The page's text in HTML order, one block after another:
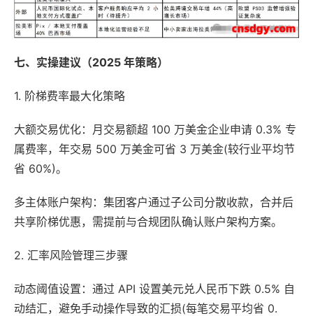
七、实操建议（2025 年策略）
1. 阶梯费率最大化策略
大额交易优化：月交易额超 100 万美金企业申请 0.3% 专
属费率，年交易 500 万美金可省 3 万美金(较行业平均节
省 60%)。
多主体账户架构：集团客户通过子公司分散收款，合并后
共享阶梯优惠，需提前与合规团队确认账户架构方案。
2. 汇率风险管理三步骤
动态阈值设置：通过 API 设置美元兑人民币下跌 0.5% 自
动结汇，避免手动操作导致的汇损(每笔交易平均省 0.